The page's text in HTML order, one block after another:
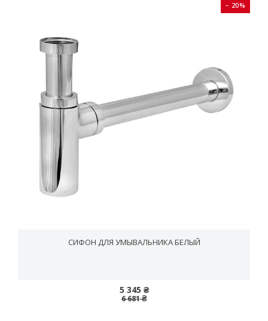
− 20%
СИФОН ДЛЯ УМЫВАЛЬНИКА БЕЛЫЙ
5 345 ₴
6 681 ₴